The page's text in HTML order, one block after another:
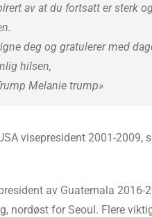
av at du fortsatt er sterk
deg og gratulerer med
hilsen,
Melanie trump»
visepresident 2001-
av Guatemala 2016-
nordøst for Seoul. Flere